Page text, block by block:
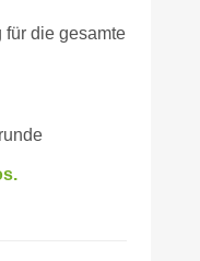
für die gesamte